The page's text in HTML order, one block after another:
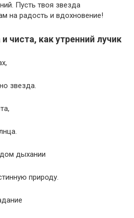
Пусть твоя звезда
на радость и вдохновение!
чиста, как утренний лучик
звезда.
дыхании
природу.